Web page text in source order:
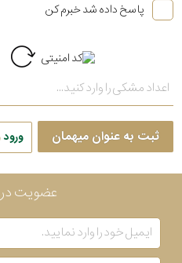
پاسخ داده شد خبرم کن
ثبت به عنوان میهمان ورود
عضویت در